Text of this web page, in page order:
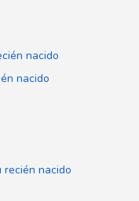
nacido
nacido
nacido